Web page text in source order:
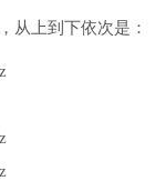
从上到下依次是：